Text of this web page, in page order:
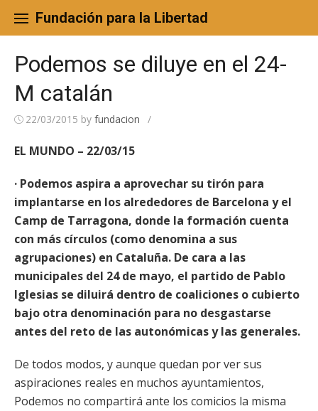
content
Fundación para la Libertad
Podemos se diluye en el 24-
M catalán
22/03/2015 by fundacion /
EL MUNDO – 22/03/15
· Podemos aspira a aprovechar su tirón para
implantarse en los alrededores de Barcelona y el
Camp de Tarragona, donde la formación cuenta
con más círculos (como denomina a sus
agrupaciones) en Cataluña. De cara a las
municipales del 24 de mayo, el partido de Pablo
Iglesias se diluirá dentro de coaliciones o cubierto
bajo otra denominación para no desgastarse
antes del reto de las autonómicas y las generales.
De todos modos, y aunque quedan por ver sus
aspiraciones reales en muchos ayuntamientos,
Podemos no compartirá ante los comicios la misma